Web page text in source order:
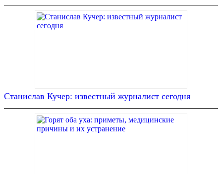
Станислав Кучер: известный журналист сегодня